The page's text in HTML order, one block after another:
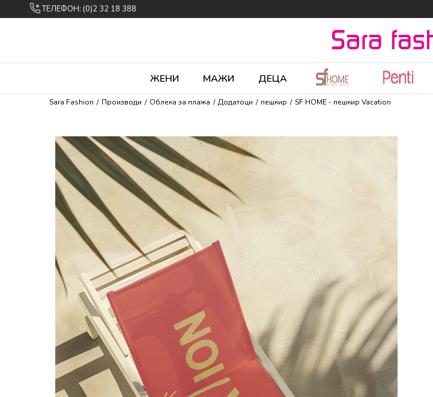
ТЕЛЕФОН: (0)2 32 18 388
ЖЕНИ МАЖИ ДЕЦА
Sara Fashion Производи Облека за плажа Додатоци пешкир SF HOME - пешкир Vacation